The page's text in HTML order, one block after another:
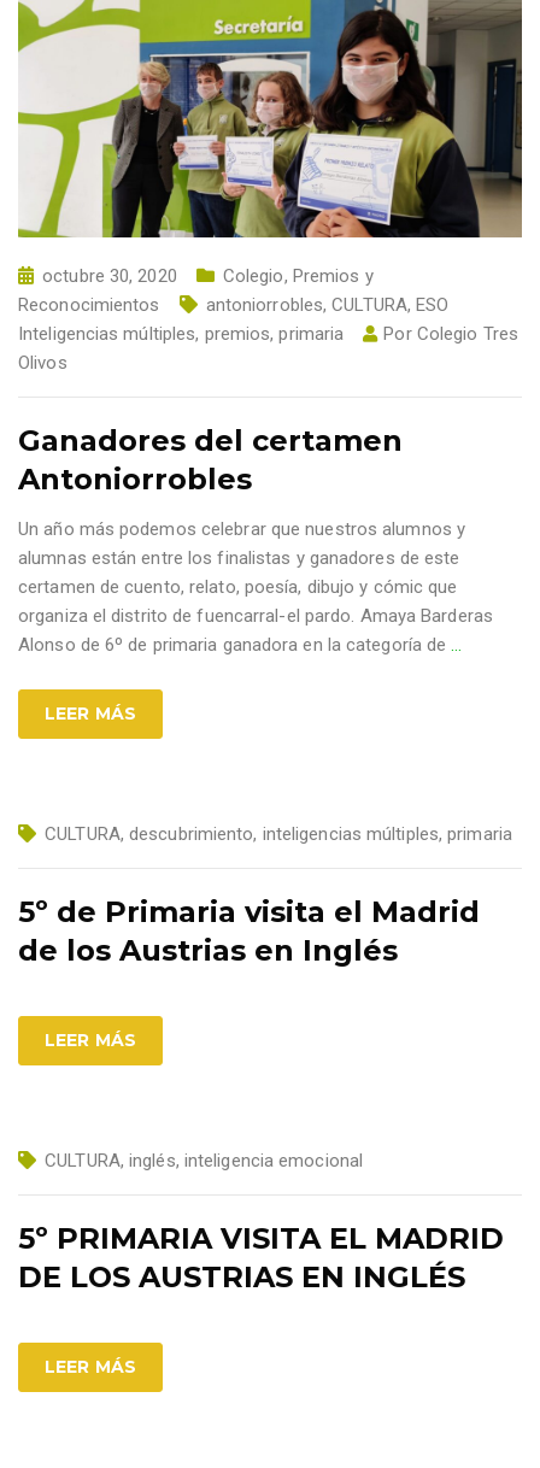
octubre 30, 2020 Colegio, Premios y
Reconocimientos
antoniorrobles,CULTURA,ESO
Inteligencias múltiples, premios,primaria Por Colegio Tres
Olivos
Ganadores del certamen
Antoniorrobles
Un año más podemos celebrar que nuestros alumnos y
alumnas están entre los finalistas y ganadores de este
certamen de cuento, relato, poesía, dibujo y cómic que
organiza el distrito de fuencarral-el pardo. Amaya Barderas
Alonso de 6º de primaria ganadora en la categoría de…
LEER MÁS
CULTURA,descubrimiento, inteligencias múltiples,primaria
5º de Primaria visita el Madrid
de los Austrias en Inglés
LEER MÁS
CULTURA,inglés, inteligencia emocional
5º PRIMARIA VISITA EL MADRID
DE LOS AUSTRIAS EN INGLÉS
LEER MÁS